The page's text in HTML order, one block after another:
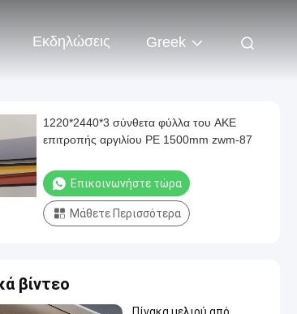
Εκδηλώσεις Greek
1220*2440*3 σύνθετα φύλλα του ΑΚΕ
επιτροπής αργιλίου PE 1500mm zwm-87
Επικοινωνήστε τώρα
Μάθετε Περισσότερα
βίντεο